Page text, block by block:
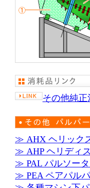
その他純正
≫ AHX ヘリック
≫ AHP ヘリディ
≫ PAL パルソー
≫ PEA ペアパル